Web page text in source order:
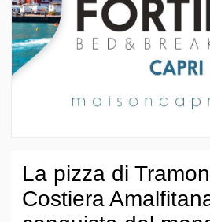
La pizza di
Costiera